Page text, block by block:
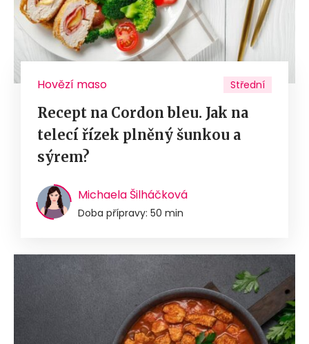
Hovězí maso Střední
Recept na Cordon bleu. Jak na
telecí řízek plněný šunkou a
sýrem?
Michaela Šilháčková
Doba přípravy: 50 min